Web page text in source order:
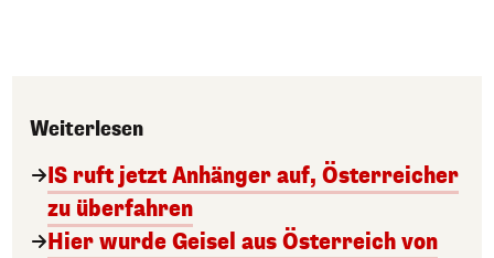
Weiterlesen
IS ruft jetzt Anhänger auf, Österreicher
zu überfahren
Hier wurde Geisel aus Österreich von